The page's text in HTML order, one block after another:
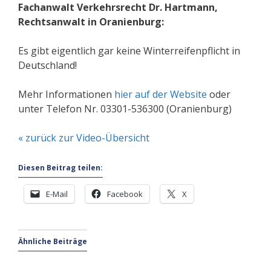
Fachanwalt Verkehrsrecht Dr. Hartmann,
Rechtsanwalt in Oranienburg:
Es gibt eigentlich gar keine Winterreifenpflicht in
Deutschland!
Mehr Informationen hier auf der Website oder
unter Telefon Nr. 03301-536300 (Oranienburg)
« zurück zur Video-Übersicht
Diesen Beitrag teilen:
E-Mail Facebook X
Ähnliche Beiträge